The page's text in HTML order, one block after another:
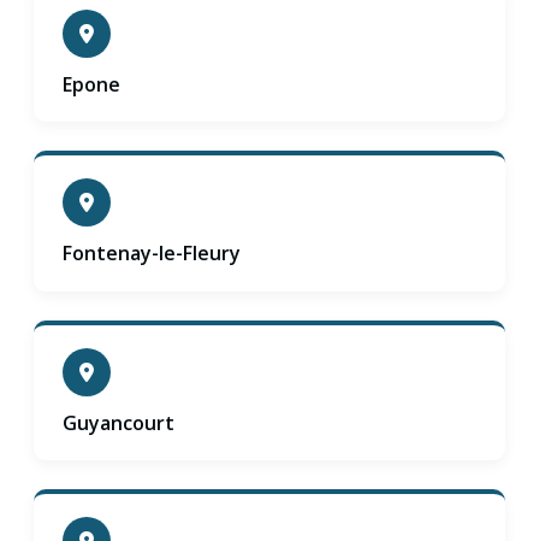
Epone
Fontenay-le-Fleury
Guyancourt